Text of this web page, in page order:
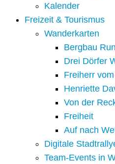
Kalender
Freizeit & Tourismus
Wanderkarten
Bergbau
Drei Dörfer
Freiherr
Henriette
Von der
Freiheit
Auf nach
Digitale
Team-Events in